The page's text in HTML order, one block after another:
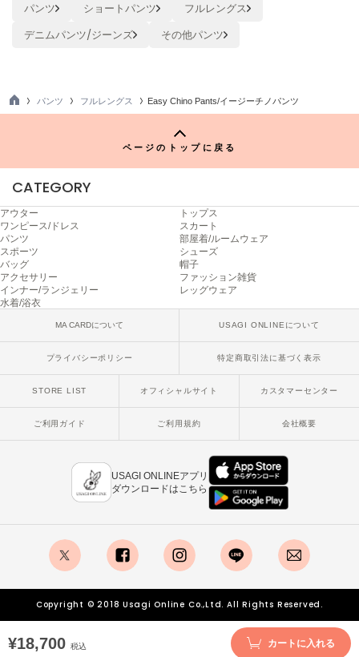
On
ORGUE
オルグ
PATRICK
パトリック
Philly chocolate
フィリーチョコレート
poláura
Reebok
リーボック
sanrio house
サンリオハウス
セサミストリートマーケット
SHAKA
シャカ
パンツ ショートパンツ
フルレングス
デニムパンツ/ジーンズ
その他パンツ
¥18,700 税込 カートに入れる
TO
パンツ フルレングス Easy Chino Pants/イージーチノパンツ
ページのトップに戻る
CATEGORY
アウター
トップス
ワンピース/ドレス
スカート
パンツ
部屋着/ルームウェア
スポーツ
シューズ
バッグ
帽子
アクセサリー
ファッション雑貨
インナー/ランジェリー
レッグウェア
水着/浴衣
MA CARDについて USAGI ONLINEについて
プライバシーポリシー 特定商取引法に基づく表示
STORE LIST オフィシャルサイト カスタマーセンター
ご利用ガイド ご利用規約 会社概要
USAGI ONLINEアプリ
ダウンロードはこちら
Copyright © 2018 Usagi Online Co.,Ltd. All Rights Reserved.